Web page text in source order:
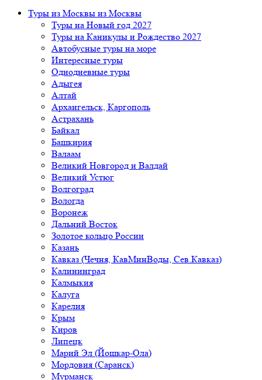
Туры из Москвы из Москвы
Туры на Новый год 2027
Туры на Каникулы и Рождество 2027
Автобусные туры на море
Интересные туры
Однодневные туры
Адыгея
Алтай
Архангельск, Каргополь
Астрахань
Байкал
Башкирия
Валаам
Великий Новгород и Валдай
Великий Устюг
Волгоград
Вологда
Воронеж
Дальний Восток
Золотое кольцо России
Казань
Кавказ (Чечня, КавМинВоды, Сев.Кавказ)
Калининград
Калмыкия
Калуга
Карелия
Крым
Киров
Липецк
Марий Эл (Йошкар-Ола)
Мордовия (Саранск)
Мурманск